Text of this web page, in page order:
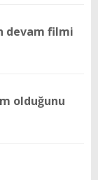
devam filmi
olduğunu